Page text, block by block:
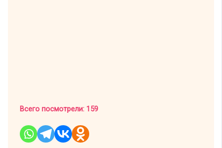
Всего посмотрели: 159